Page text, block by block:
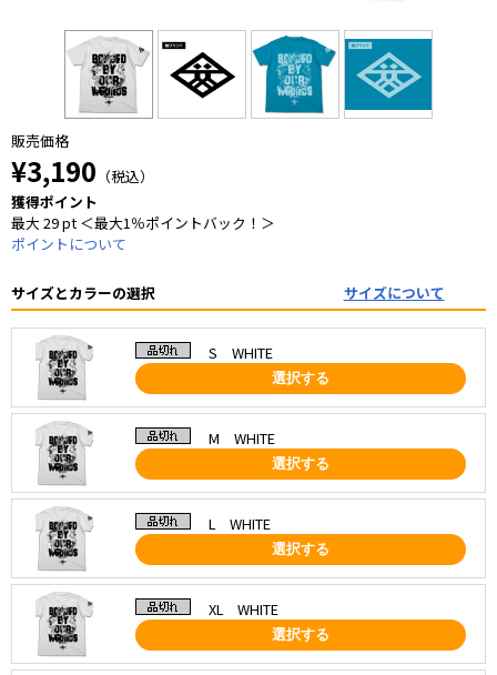
販売価格
¥3,190 （税込）
獲得ポイント
最大 29 pt ＜最大1％ポイントバック！＞
ポイントについて
サイズとカラーの選択 サイズについて
S WHITE
選択する
M WHITE
選択する
L WHITE
選択する
XL WHITE
選択する